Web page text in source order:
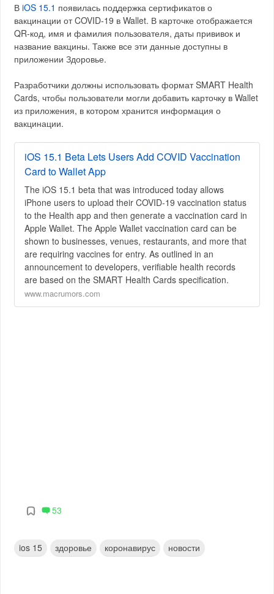
ВiOS 15.1 появилась поддержка сертификатов о
вакцинации от COVID-19 в Wallet. В карточке отображается
QR-код, имя и фамилия пользователя, даты прививок и
название вакцины. Также все эти данные доступны в
приложении Здоровье.
Разработчики должны использовать формат SMART Health
Cards, чтобы пользователи могли добавить карточку в Wallet
из приложения, в котором хранится информация о
вакцинации.
iOS 15.1 Beta Lets Users Add COVID Vaccination
Card to Wallet App
The iOS 15.1 beta that was introduced today allows
iPhone users to upload their COVID-19 vaccination status
to the Health app and then generate a vaccination card in
Apple Wallet. The Apple Wallet vaccination card can be
shown to businesses, venues, restaurants, and more that
are requiring vaccines for entry. As outlined in an
announcement to developers, verifiable health records
are based on the SMART Health Cards specification.
www.macrumors.com
53
ios 15 здоровье коронавирус новости